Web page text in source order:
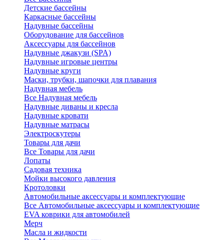
Детские бассейны
Каркасные бассейны
Надувные бассейны
Оборудование для бассейнов
Аксессуары для бассейнов
Надувные джакузи (SPA)
Надувные игровые центры
Надувные круги
Маски, трубки, шапочки для плавания
Надувная мебель
Все Надувная мебель
Надувные диваны и кресла
Надувные кровати
Надувные матрасы
Электроскутеры
Товары для дачи
Все Товары для дачи
Лопаты
Садовая техника
Мойки высокого давления
Кротоловки
Автомобильные аксессуары и комплектующие
Все Автомобильные аксессуары и комплектующие
EVA коврики для автомобилей
Мерч
Масла и жидкости